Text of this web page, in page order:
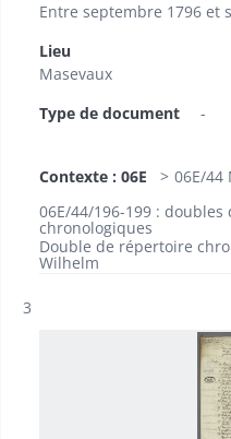
Entre septembre 1796 et
Lieu
Masevaux
Type de document
-
Contexte : 06E
06E/44
06E/44/196-199 :
chronologiques
Double de répertoire
Wilhelm
Résultat n°
3